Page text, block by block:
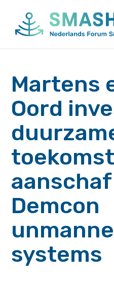
inhoud
Martens
Oord
aanschaf
Demcon
systems